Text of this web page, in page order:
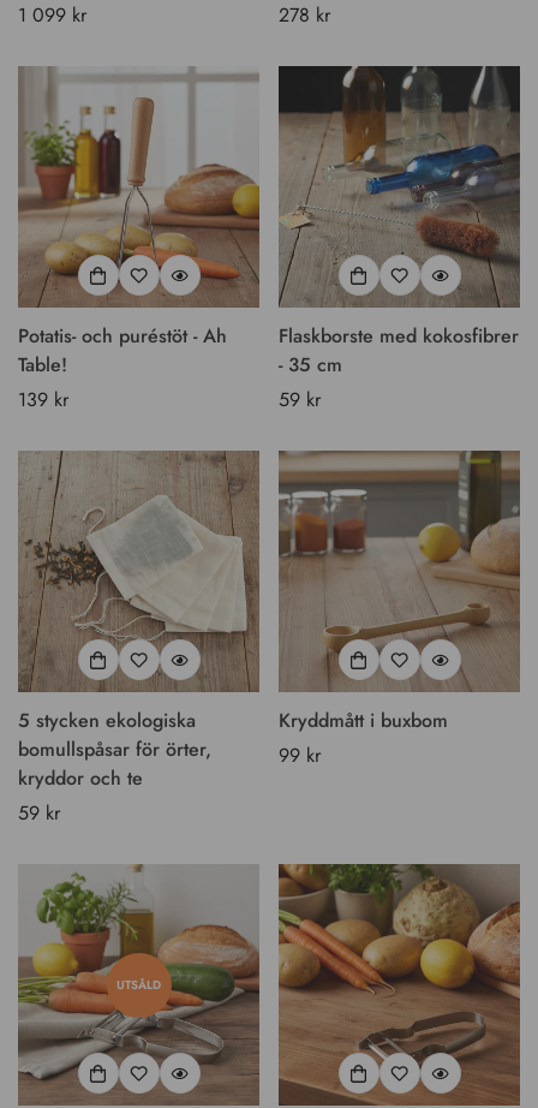
Vanligt
1 099 kr
Vanligt
278 kr
Potatis- och puréstöt - Ah
Table!
Vanligt
139 kr
Flaskborste med kokosfibrer
- 35 cm
Vanligt
59 kr
5 stycken ekologiska
bomullspåsar för örter,
kryddor och te
Vanligt
59 kr
Kryddmått i buxbom
Vanligt
99 kr
UTSÅLD